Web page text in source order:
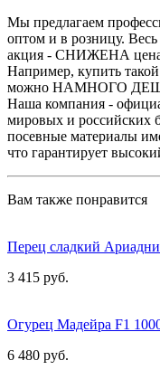
Мы предлагаем
оптом и в розницу.
акция - СНИЖЕНА цена
Например, купить
можно НАМНОГО
Наша компания -
мировых и российских
посевные
что гарантирует
Вам также понравится
Перец сладкий
3 415 руб.
Огурец Мадейра F1
6 480 руб.